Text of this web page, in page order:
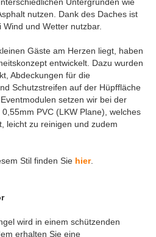
nutzen. Dank des Daches ist
und Wetter nutzbar.
Gäste am Herzen liegt, haben
entwickelt. Dazu wurden
Abdeckungen für die
Schutzstreifen auf der Hüpffläche
setzen wir bei der
PVC (LKW Plane), welches
leicht zu reinigen und zudem
Stil finden Sie hier.
wird in einem schützenden
erhalten Sie eine